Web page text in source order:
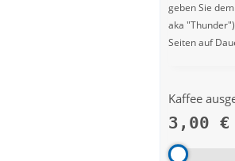
geben Sie
aka
Seiten auf
Kaffee
3,00 €